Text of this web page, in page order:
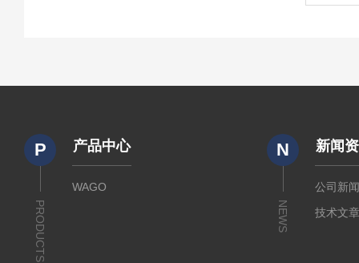
P
PRODUCTS
产品中心
WAGO
N
NEWS
新闻
公司新
技术文